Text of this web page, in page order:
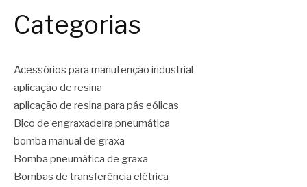
Categorias
Acessórios para manutenção industrial
aplicação de resina
aplicação de resina para pás eólicas
Bico de engraxadeira pneumática
bomba manual de graxa
Bomba pneumática de graxa
Bombas de transferência elétrica